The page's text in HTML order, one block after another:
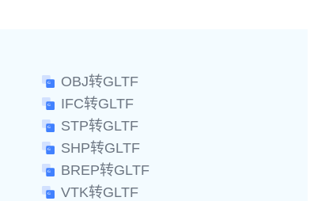
OBJ转GLTF
IFC转GLTF
STP转GLTF
SHP转GLTF
BREP转GLTF
VTK转GLTF